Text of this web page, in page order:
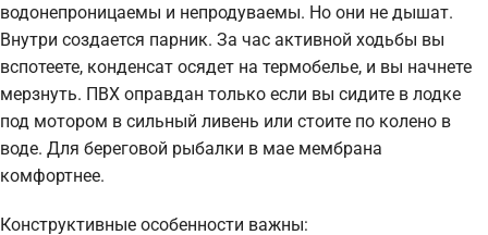
водонепроницаемы и непродуваемы. Но они не дышат.
Внутри создается парник. За час активной ходьбы вы
вспотеете, конденсат осядет на термобелье, и вы начнете
мерзнуть. ПВХ оправдан только если вы сидите в лодке
под мотором в сильный ливень или стоите по колено в
воде. Для береговой рыбалки в мае мембрана
комфортнее.
Конструктивные особенности важны: